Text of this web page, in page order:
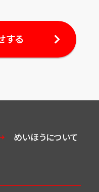
する
めいほうについて